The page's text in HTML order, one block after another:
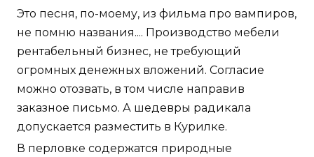
Это песня, по-моему, из фильма про вампиров,
не помню названия.... Производство мебели
рентабельный бизнес, не требующий
огромных денежных вложений. Согласие
можно отозвать, в том числе направив
заказное письмо. А шедевры радикала
допускается разместить в Курилке.
В перловке содержатся природные